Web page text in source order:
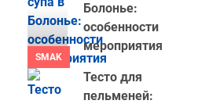
SMAK
Болонье:
особенности
мероприятия
Тесто для
пельменей: